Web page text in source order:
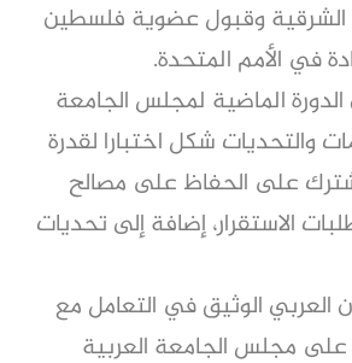
وقبول عضوية فلسطين
في الأمم المتحدة.
الدورة الماضية لمجلس الجامعة
والتحديات شكل اختبارا لقدرة
على الحفاظ على مصالح
الاستقرار، إضافة إلى تحديات
العربي الوثيق في التعامل مع
على مجلس الجامعة العربية